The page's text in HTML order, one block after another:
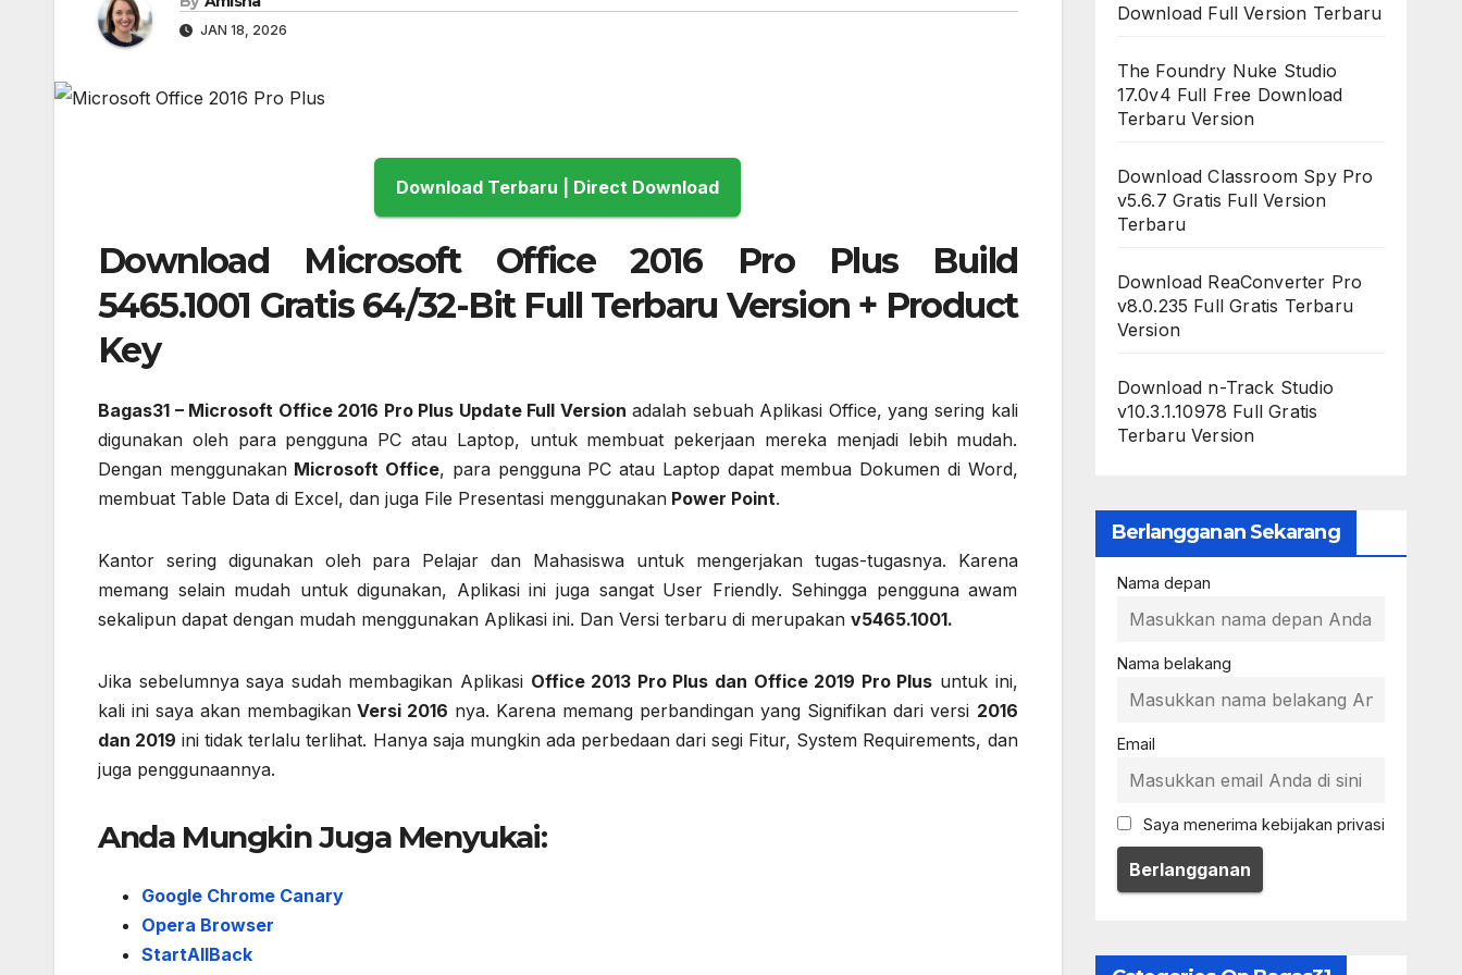
JAN 18, 2026
Download Terbaru | Direct Download
Download Microsoft Office 2016 Pro Plus Build
5465.1001 Gratis 64/32-Bit Full Terbaru Version + Product
Key
Bagas31 – Microsoft Office 2016 Pro Plus Update Full Version adalah sebuah Aplikasi Office, yang sering kali
digunakan oleh para pengguna PC atau Laptop, untuk membuat pekerjaan mereka menjadi lebih mudah.
Dengan menggunakan Microsoft Office, para pengguna PC atau Laptop dapat membua Dokumen di Word,
membuat Table Data di Excel, dan juga File Presentasi menggunakan Power Point.
Kantor sering digunakan oleh para Pelajar dan Mahasiswa untuk mengerjakan tugas-tugasnya. Karena
memang selain mudah untuk digunakan, Aplikasi ini juga sangat User Friendly. Sehingga pengguna awam
sekalipun dapat dengan mudah menggunakan Aplikasi ini. Dan Versi terbaru di merupakan v5465.1001.
Jika sebelumnya saya sudah membagikan Aplikasi Office 2013 Pro Plus dan Office 2019 Pro Plus untuk ini,
kali ini saya akan membagikan Versi 2016 nya. Karena memang perbandingan yang Signifikan dari versi 2016
dan 2019 ini tidak terlalu terlihat. Hanya saja mungkin ada perbedaan dari segi Fitur, System Requirements, dan
juga penggunaannya.
Anda Mungkin Juga Menyukai:
Google Chrome Canary
Opera Browser
StartAllBack
Download Full Version Terbaru
The Foundry Nuke Studio
17.0v4 Full Free Download
Terbaru Version
Download Classroom Spy Pro
v5.6.7 Gratis Full Version
Terbaru
Download ReaConverter Pro
v8.0.235 Full Gratis Terbaru
Version
Download n-Track Studio
v10.3.1.10978 Full Gratis
Terbaru Version
Berlangganan Sekarang
Nama depan
Nama belakang
Email
Saya menerima kebijakan privasi